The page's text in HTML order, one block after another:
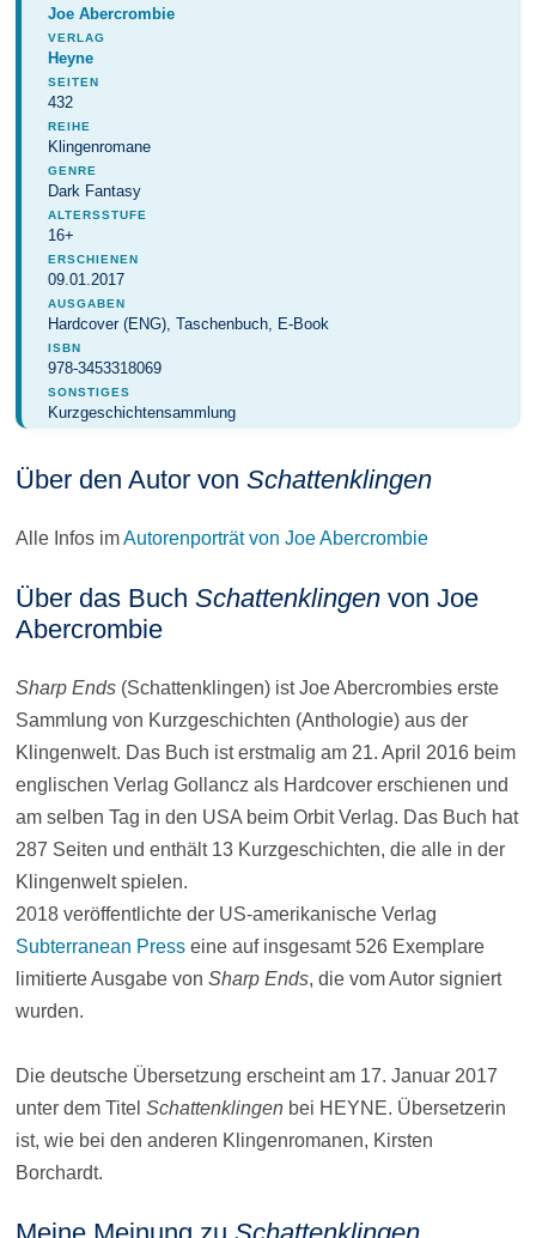
Joe Abercrombie
VERLAG
Heyne
SEITEN
432
REIHE
Klingenromane
GENRE
Dark Fantasy
ALTERSSTUFE
16+
ERSCHIENEN
09.01.2017
AUSGABEN
Hardcover (ENG), Taschenbuch, E-Book
ISBN
978-3453318069
SONSTIGES
Kurzgeschichtensammlung
Über den Autor von Schattenklingen
Alle Infos imAutorenporträt von Joe Abercrombie
Über das Buch Schattenklingenvon Joe
Abercrombie
Sharp Ends(Schattenklingen) ist Joe Abercrombies erste
Sammlung von Kurzgeschichten (Anthologie) aus der
Klingenwelt. Das Buch ist erstmalig am 21. April 2016 beim
englischen Verlag Gollancz als Hardcover erschienen und
am selben Tag in den USA beim Orbit Verlag. Das Buch hat
287 Seiten und enthält 13 Kurzgeschichten, die alle in der
Klingenwelt spielen.
2018 veröffentlichte der US-amerikanische Verlag
Subterranean Presseine auf insgesamt 526 Exemplare
limitierte Ausgabe von Sharp Ends, die vom Autor signiert
wurden.
Die deutsche Übersetzung erscheint am 17. Januar 2017
unter dem Titel Schattenklingenbei HEYNE. Übersetzerin
ist, wie bei den anderen Klingenromanen, Kirsten
Borchardt.